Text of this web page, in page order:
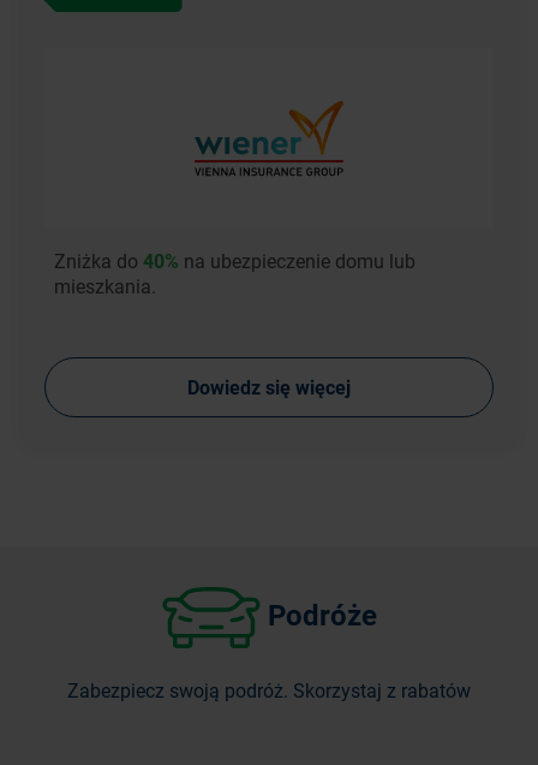
Zniżka do 40% na ubezpieczenie domu lub
mieszkania.
Dowiedz się więcej
Podróże
Zabezpiecz swoją podróż. Skorzystaj z rabatów